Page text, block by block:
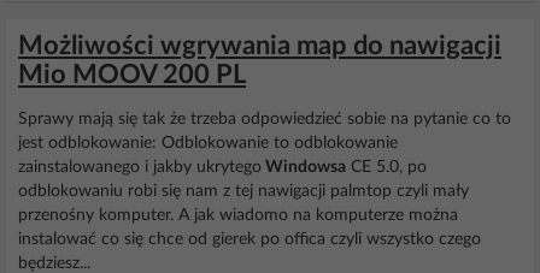
Możliwości wgrywania map do nawigacji
Mio MOOV 200 PL
Sprawy mają się tak że trzeba odpowiedzieć sobie na pytanie co to
jest odblokowanie: Odblokowanie to odblokowanie
zainstalowanego i jakby ukrytego Windowsa CE 5.0, po
odblokowaniu robi się nam z tej nawigacji palmtop czyli mały
przenośny komputer. A jak wiadomo na komputerze można
instalować co się chce od gierek po offica czyli wszystko czego
będziesz...